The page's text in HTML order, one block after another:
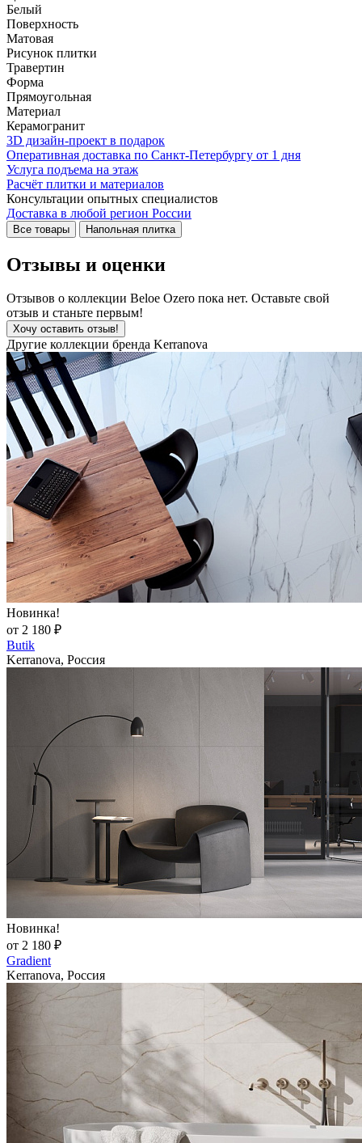
Белый
Поверхность
Матовая
Рисунок плитки
Травертин
Форма
Прямоугольная
Материал
Керамогранит
3D дизайн-проект в подарок
Оперативная доставка по Санкт-Петербургу от 1 дня
Услуга подъема на этаж
Расчёт плитки и материалов
Консультации опытных специалистов
Доставка в любой регион России
Все товары Напольная плитка
Отзывы и оценки
Отзывов о коллекции Beloe Ozero пока нет. Оставьте свой
отзыв и станьте первым!
Хочу оставить отзыв!
Другие коллекции бренда Kerranova
Новинка!
от 2 180 ₽
Butik
Kerranova, Россия
Новинка!
от 2 180 ₽
Gradient
Kerranova, Россия